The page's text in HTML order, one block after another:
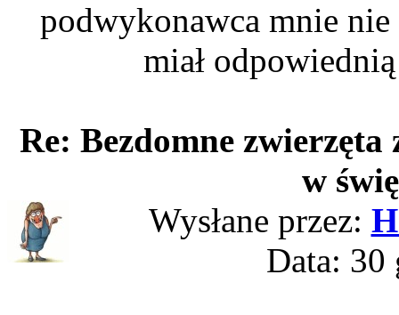
podwykonawca mnie
miał
Re: Bezdomne
w
Wysłane przez:
Data: 30